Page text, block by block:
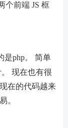
个前端 JS 框
是php。 简单
现在也有很
在的代码越来
。